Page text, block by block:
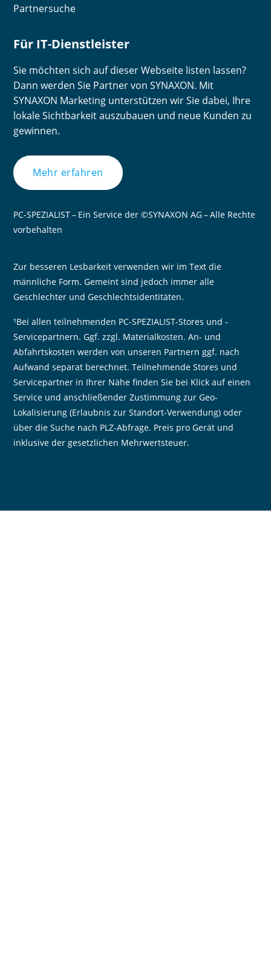
Partnersuche
Für IT-Dienstleister
Sie möchten sich auf dieser Webseite listen lassen?
Dann werden Sie Partner von SYNAXON. Mit
SYNAXON Marketing unterstützen wir Sie dabei, Ihre
lokale Sichtbarkeit auszubauen und neue Kunden zu
gewinnen.
Mehr erfahren
PC-SPEZIALIST – Ein Service der ©SYNAXON AG – Alle Rechte
vorbehalten
Zur besseren Lesbarkeit verwenden wir im Text die
männliche Form. Gemeint sind jedoch immer alle
Geschlechter und Geschlechtsidentitäten.
¹Bei allen teilnehmenden PC-SPEZIALIST-Stores und -
Servicepartnern. Ggf. zzgl. Materialkosten. An- und
Abfahrtskosten werden von unseren Partnern ggf. nach
Aufwand separat berechnet. Teilnehmende Stores und
Servicepartner in Ihrer Nähe finden Sie bei Klick auf einen
Service und anschließender Zustimmung zur Geo-
Lokalisierung (Erlaubnis zur Standort-Verwendung) oder
über die Suche nach PLZ-Abfrage. Preis pro Gerät und
inklusive der gesetzlichen Mehrwertsteuer.